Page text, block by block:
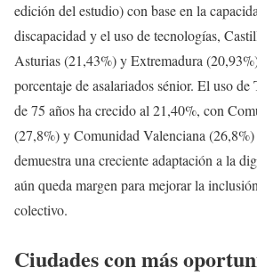
edición del estudio) con base en la
discapacidad y el uso de tecnologías,
Asturias (21,43%) y Extremadura
porcentaje de asalariados sénior. El uso
de 75 años ha crecido al 21,40%, con
(27,8%) y Comunidad Valenciana
demuestra una creciente adaptación a la
aún queda margen para mejorar la
colectivo.
Ciudades con más